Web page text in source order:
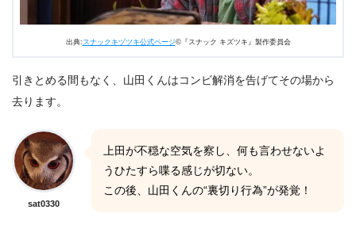
出典: スナックキヅツキ公式ページ©『スナック キズツキ』製作委員会
引きとめる間もなく、山田くんはコンビ解消を告げてその場から
去ります。
sat0330
上田が不穏な空気を察し、何も言わせないよ
うひたすら喋る感じが切ない。
この後、山田くんの“裏切り行為”が発覚！